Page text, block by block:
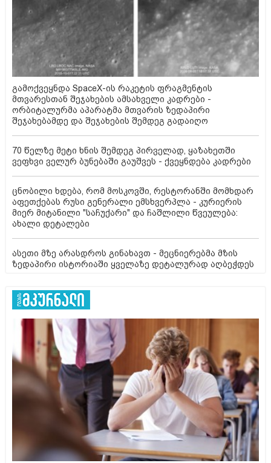
გამოქვეყნდა SpaceX-ის რაკეტის ფრაგმენტის
მთვარესთან შეჯახების ამსახველი კადრები -
ორბიტალურმა აპარატმა მთვარის ზედაპირი
შეჯახებამდე და შეჯახების შემდეგ გადაიღო
70 წელზე მეტი ხნის შემდეგ პირველად, ყაზახეთში
ვეფხვი ველურ ბუნებაში გაუშვეს - ქვეყნდება კადრები
ცნობილი ხდება, რომ მოსკოვში, რესტორანში მომხდარ
აფეთქებას რუსი გენერალი ემსხვერპლა - კურიერის
მიერ მიტანილი "საჩუქარი" და ჩაშლილი წვეულება:
ახალი დეტალები
ასეთი მზე არასდროს გინახავთ - მეცნიერებმა მზის
ზედაპირი ისტორიაში ყველაზე დეტალურად აღბეჭდეს